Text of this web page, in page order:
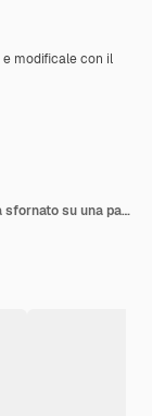
e modificale con il
Pane a fette con diversi tipi di pane appena sfornato su una parete di legno bianca. Vista laterale, copia spazio.